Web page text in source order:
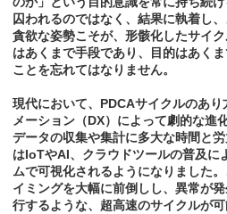
囚われるのではなく、結果に執着し
貪欲な姿勢こそが、形骸化したサイ
はあくまで手段であり、目的はあく
ことを忘れてはなりません。
現代において、PDCAサイクルのあ
メーション（DX）によって劇的な進
データの収集や集計に多大な時間と
はIoTやAI、クラウドツールの普及に
ムで可視化されるようになりました
イミングを大幅に前倒しし、異常が
行するような、超高速のサイクルが